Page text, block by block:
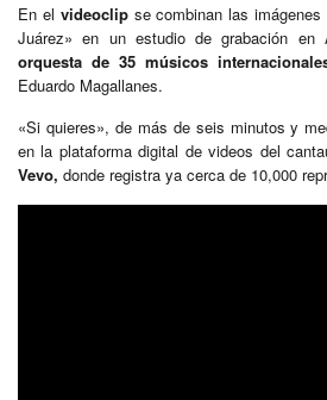
En el videoclipse combinan las
Juárez» en un estudio de grabación
orquesta de 35 músicos
Eduardo Magallanes.
«Si quieres», de más de seis minutos y
en la plataforma digital de videos del
Vevo, donde registra ya cerca de 10,000